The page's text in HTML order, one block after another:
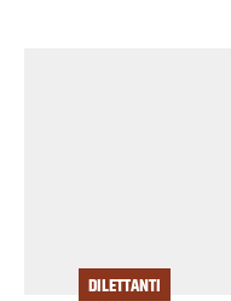
DILETTANTI